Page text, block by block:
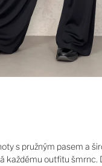
s pružným pasem a
každému outfitu šmrnc.